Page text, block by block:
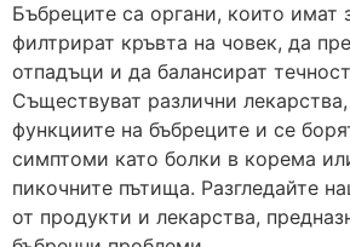
Бъбреците са органи, които имат
филтрират кръвта на човек, да
отпадъци и да балансират
Съществуват различни
функциите на бъбреците и се
симптоми като болки в корема
пикочните пътища. Разгледайте
от продукти и лекарства,